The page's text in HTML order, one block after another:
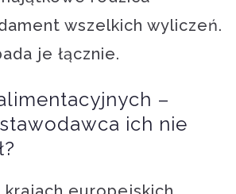
wszelkich wyliczeń.
je łącznie.
–
ich nie